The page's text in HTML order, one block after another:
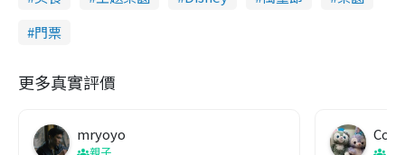
門票
更多真實評價
mryoyo
親子
Coco